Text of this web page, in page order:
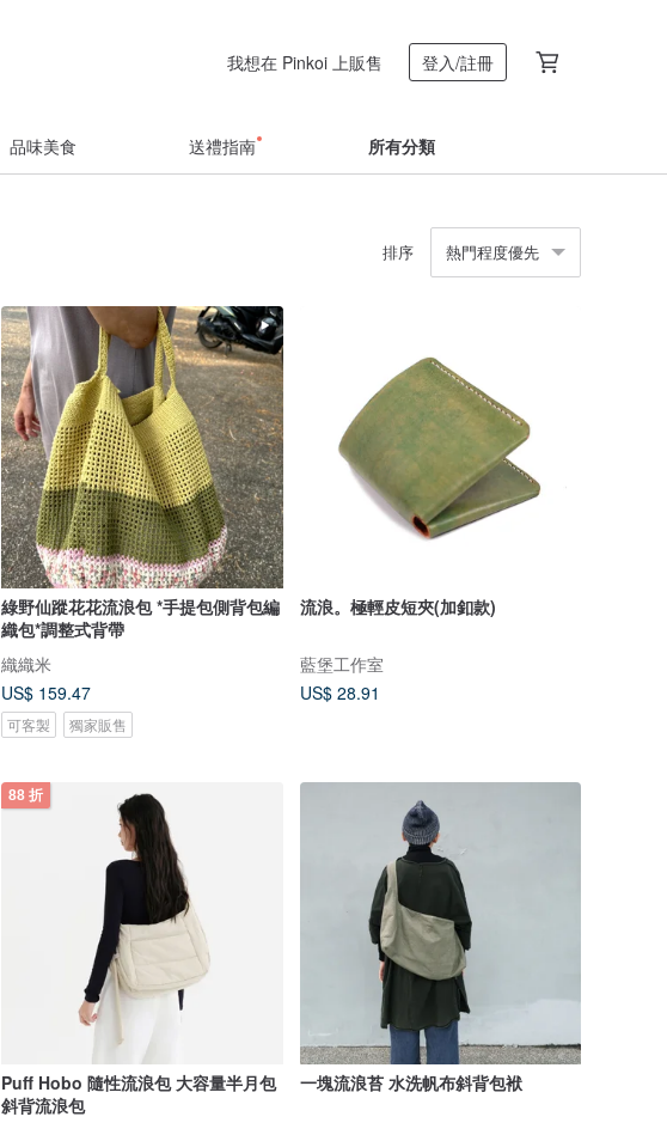
我想在 Pinkoi 上販售 登入/註冊
品味美食 送禮指南 所有分類
排序 熱門程度優先
綠野仙蹤花花流浪包 *手提包側背包編
織包*調整式背帶
織織米
US$ 159.47
可客製 獨家販售
流浪。極輕皮短夾(加釦款)
藍堡工作室
US$ 28.91
88 折
Puff Hobo 隨性流浪包 大容量半月包
斜背流浪包
一塊流浪苔 水洗帆布斜背包袱